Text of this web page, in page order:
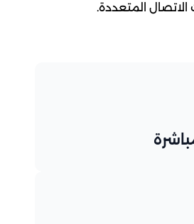
الاتصال المتعددة.